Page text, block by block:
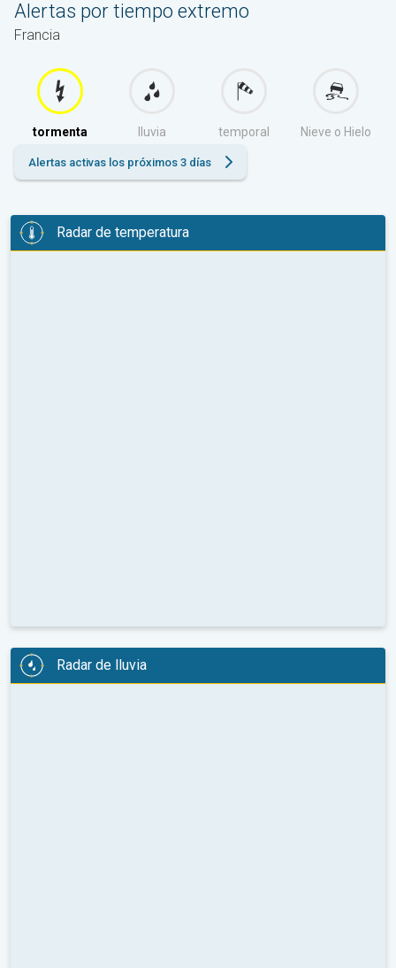
Alertas por tiempo extremo
Francia
tormenta lluvia temporal Nieve o Hielo
Alertas activas los próximos 3 días
Radar de temperatura
Radar de lluvia